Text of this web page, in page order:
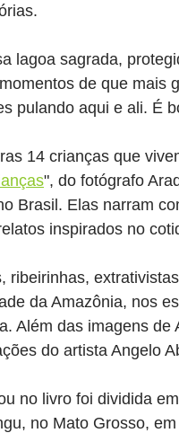
lagoa sagrada,
de que mais
pulando aqui e ali. É
14 crianças que
", do fotógrafo
Brasil. Elas narram
inspirados no
ribeirinhas,
da Amazônia, nos
Além das imagens
do artista Angelo
no livro foi dividida
no Mato Grosso,